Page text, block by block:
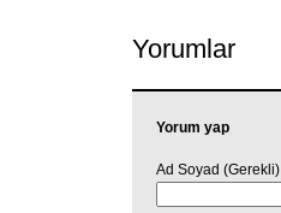
Yorumlar
Yorum yap
Ad Soyad (Gerekli)